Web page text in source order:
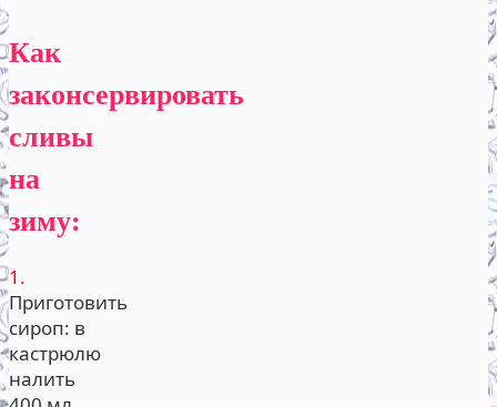
Как
законсервировать
сливы
на
зиму:
1.
Приготовить
сироп: в
кастрюлю
налить